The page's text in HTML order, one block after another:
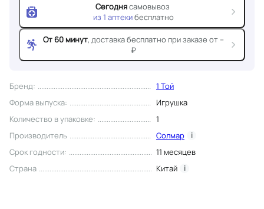
Бренд:
1 Той
Форма выпуска:
Игрушка
Количество в упаковке:
1
Производитель
Солмар i
Срок годности:
11 месяцев
Страна
Китай i
Сегоднясамовывоз
из 1 аптекибесплатно
От 60 минут, доставкабесплатно при заказе от --
₽